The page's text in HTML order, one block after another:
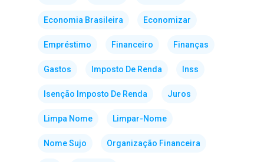
Economia Brasileira Economizar
Empréstimo Financeiro Finanças
Gastos Imposto De Renda Inss
Isenção Imposto De Renda Juros
Limpa Nome Limpar-Nome
Nome Sujo Organização Financeira